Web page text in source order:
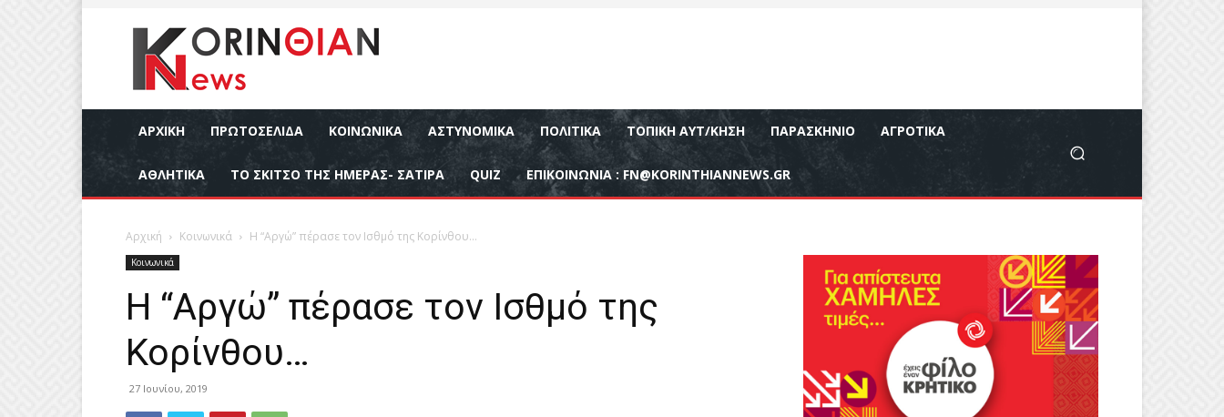
ΑΡΧΙΚΉ ΠΡΩΤΟΣΕΛΙΔΑ ΚΟΙΝΩΝΙΚΆ ΑΣΤΥΝΟΜΙΚΆ ΠΟΛΙΤΙΚΆ ΤΟΠΙΚΉ ΑΥΤ/ΚΗΣΗ ΠΑΡΑΣΚΉΝΙΟ ΑΓΡΟΤΙΚΆ
ΑΘΛΗΤΙΚΆ ΤΟ ΣΚΙΤΣΟ ΤΗΣ ΗΜΕΡΑΣ- ΣΑΤΙΡΑ QUIZ ΕΠΙΚΟΙΝΩΝΊΑ : FN@KORINTHIANNEWS.GR
Αρχική Κοινωνικά Η “Αργώ” πέρασε τον Ισθμό της Κορίνθου…
Κοινωνικά
Η “Αργώ” πέρασε τον Ισθμό της
Κορίνθου…
27 Ιουνίου, 2019